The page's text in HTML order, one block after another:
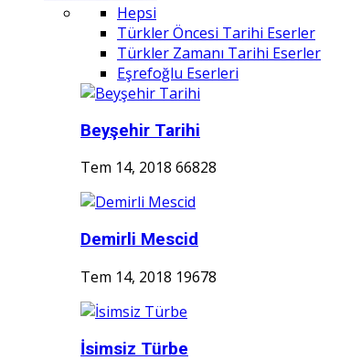
Hepsi
Türkler Öncesi Tarihi Eserler
Türkler Zamanı Tarihi Eserler
Eşrefoğlu Eserleri
Beyşehir Tarihi
Tem 14, 2018 66828
Demirli Mescid
Tem 14, 2018 19678
İsimsiz Türbe